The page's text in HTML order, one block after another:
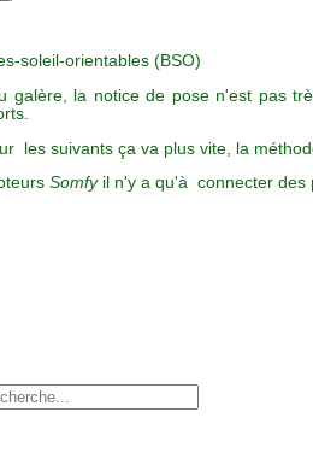
soleil-orientables (BSO)
galère, la notice de pose n'est pas
les suivants ça va plus vite, la
Somfyil n'y a qu'à connecter des